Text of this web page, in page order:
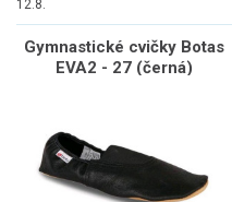
12.8.
Gymnastické cvičky Botas
EVA2 - 27 (černá)